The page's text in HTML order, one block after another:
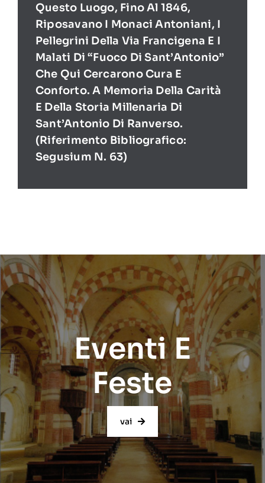
Questo Luogo, Fino Al 1846,
Riposavano I Monaci Antoniani, I
Pellegrini Della Via Francigena E I
Malati Di “Fuoco Di Sant’Antonio”
Che Qui Cercarono Cura E
Conforto. A Memoria Della Carità
E Della Storia Millenaria Di
Sant’Antonio Di Ranverso.
(Riferimento Bibliografico:
Segusium N. 63)
Eventi E
Feste
vai